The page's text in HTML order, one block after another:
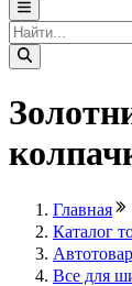
Главная
Каталог
Все для